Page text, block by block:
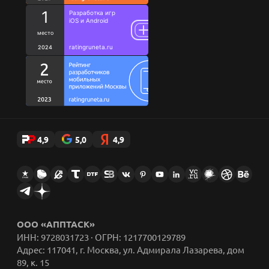
Благотворительность
Цитаты сотрудников
Исследования
Кодекс
Стикеры AppFox в Telegram
4,9 5,0 4,9
ООО «АППТАСК»
ИНН: 9728031723 · ОГРН: 1217700129789
Адрес: 117041, г. Москва, ул. Адмирала Лазарева, дом
89, к. 15